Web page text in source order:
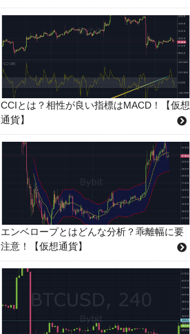
CCIとは？相性が良い指標はMACD！【仮想
通貨】
エンベロープとはどんな分析？乖離幅に要
注意！【仮想通貨】